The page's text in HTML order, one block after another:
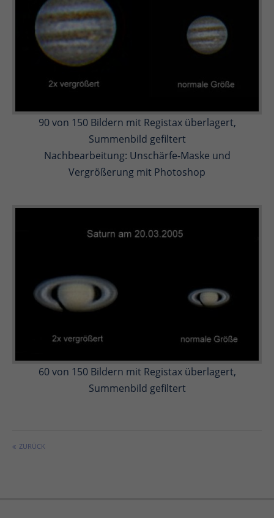
90 von 150 Bildern mit Registax überlagert,
Summenbild gefiltert
Nachbearbeitung: Unschärfe-Maske und
Vergrößerung mit Photoshop
60 von 150 Bildern mit Registax überlagert,
Summenbild gefiltert
ZURÜCK